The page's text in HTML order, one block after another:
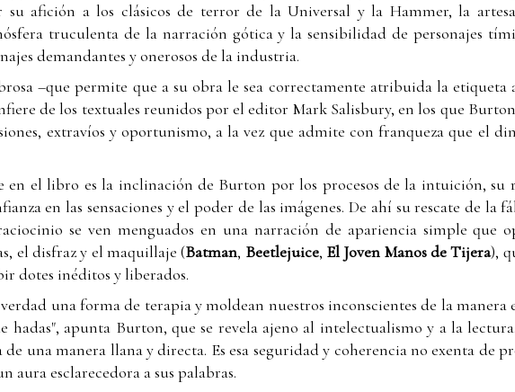
su afición a los clásicos de terror de la Universal y la Hammer, la
truculenta de la narración gótica y la sensibilidad de personajes
demandantes y onerosos de la industria.
–que permite que a su obra le sea correctamente atribuida la etiqueta
de los textuales reunidos por el editor Mark Salisbury, en los que
extravíos y oportunismo, a la vez que admite con franqueza que el
en el libro es la inclinación de Burton por los procesos de la intuición, su
en las sensaciones y el poder de las imágenes. De ahí su rescate de la
se ven menguados en una narración de apariencia simple que
el disfraz y el maquillaje (Batman, Beetlejuice, El Joven Manos de Tijera),
dotes inéditos y liberados.
una forma de terapia y moldean nuestros inconscientes de la manera
hadas", apunta Burton, que se revela ajeno al intelectualismo y a la
una manera llana y directa. Es esa seguridad y coherencia no exenta de
aura esclarecedora a sus palabras.